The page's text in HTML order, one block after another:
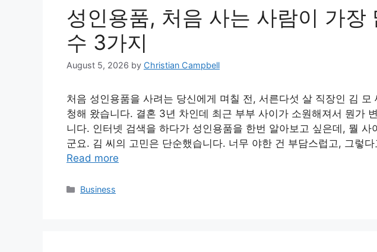
성인용품, 처음 사는 사람이 가장
수 3가지
August 5, 2026 by Christian Campbell
처음 성인용품을 사려는 당신에게 며칠 전, 서른다섯 살 직장인 김 모
청해 왔습니다. 결혼 3년 차인데 최근 부부 사이가 소원해져서 뭔가
니다. 인터넷 검색을 하다가 성인용품을 한번 알아보고 싶은데, 뭘 사
군요. 김 씨의 고민은 단순했습니다. 너무 야한 건 부담스럽고, 그렇
Read more
Categories
Business